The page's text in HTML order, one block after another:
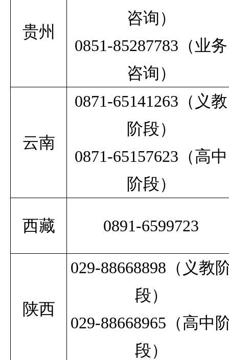
贵州
咨询）
0851-85287783 （业务
咨询）
云南
0871-65141263 （义教
阶段）
0871-65157623 （高中
阶段）
西藏 0891-6599723
陕西
029-88668898 （义教
段）
029-88668965 （高中
段）